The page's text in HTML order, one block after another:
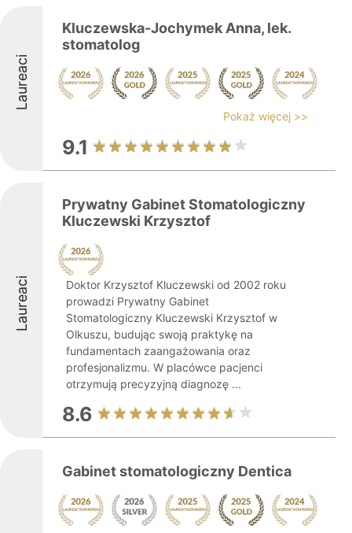
Laureaci
Kluczewska-Jochymek Anna, lek.
stomatolog
Pokaż więcej >>
9.1
Laureaci
Prywatny Gabinet Stomatologiczny
Kluczewski Krzysztof
Doktor Krzysztof Kluczewski od 2002 roku
prowadzi Prywatny Gabinet
Stomatologiczny Kluczewski Krzysztof w
Olkuszu, budując swoją praktykę na
fundamentach zaangażowania oraz
profesjonalizmu. W placówce pacjenci
otrzymują precyzyjną diagnozę ...
8.6
Gabinet stomatologiczny Dentica